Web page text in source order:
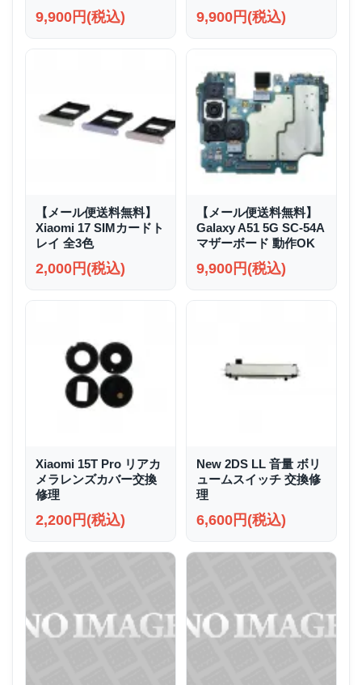
9,900円(税込) 9,900円(税込)
【メール便送料無料】
Xiaomi 17 SIMカードト
レイ 全3色
2,000円(税込)
【メール便送料無料】
Galaxy A51 5G SC-54A
マザーボード 動作OK
9,900円(税込)
Xiaomi 15T Pro リアカ
メラレンズカバー交換
修理
2,200円(税込)
New 2DS LL 音量 ボリ
ュームスイッチ 交換修
理
6,600円(税込)